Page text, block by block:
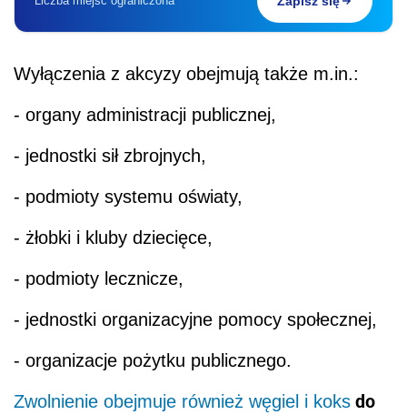
Wyłączenia z akcyzy obejmują także m.in.:
- organy administracji publicznej,
- jednostki sił zbrojnych,
- podmioty systemu oświaty,
- żłobki i kluby dziecięce,
- podmioty lecznicze,
- jednostki organizacyjne pomocy społecznej,
- organizacje pożytku publicznego.
Zwolnienie obejmuje również węgiel i koks do